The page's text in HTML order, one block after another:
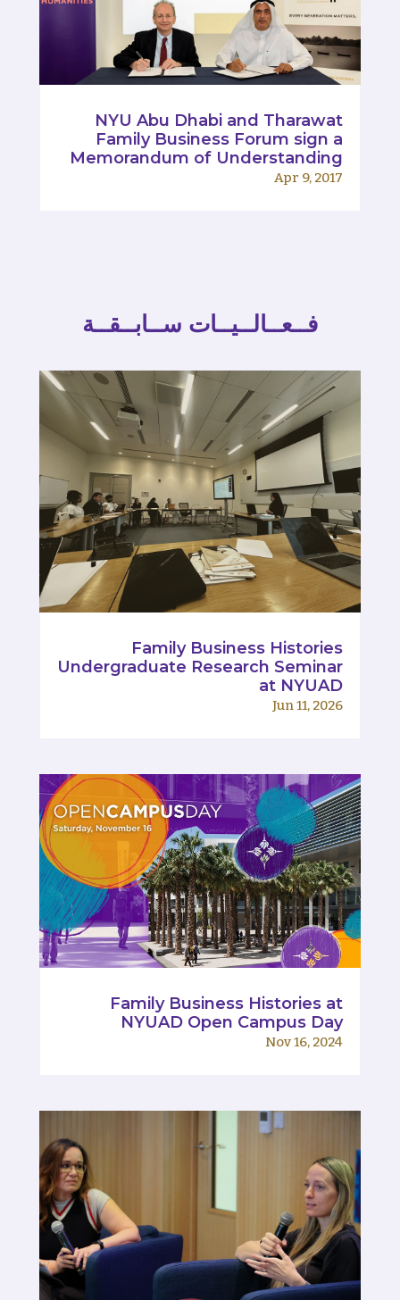
NYU Abu Dhabi and Tharawat
Family Business Forum sign a
Memorandum of Understanding
Apr 9, 2017
فــعــالــيــات ســابــقــة
Family Business Histories
Undergraduate Research Seminar
at NYUAD
Jun 11, 2026
Family Business Histories at
NYUAD Open Campus Day
Nov 16, 2024